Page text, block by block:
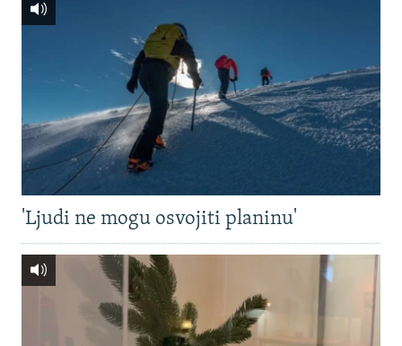
'Ljudi ne mogu osvojiti planinu'